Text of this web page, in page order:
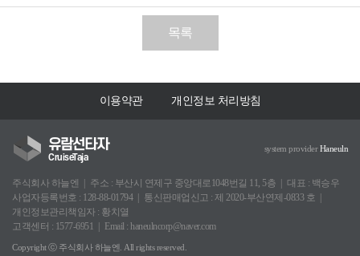
목록
이용약관 개인정보 처리방침
유람선타자
CruiseTaja
주식회사 하늘엔 주소 : 부산시 연제구 중앙대로1048번길 11, 5층
대표 : 백승우
사업자등록번호 : 128-88-01794
통신판매업신고 : 제 2020-부산연제-0833 호
개인정보관리책임자 : 황치열
고객센터 : 1577-6951
Email : haneulncorp@naver.com
Copyright ⓒ 주식회사 하늘엔. All rights reserved.
system providerHaneuln